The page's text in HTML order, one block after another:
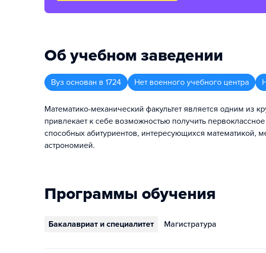
Об учебном заведении
Вуз основан в 1724 Нет военного учебного центра
Математико-механический факультет является одним из
привлекает к себе возможностью получить
способных абитуриентов, интересующихся математикой,
астрономией.
Программы обучения
Бакалавриат и специалитет Магистратура